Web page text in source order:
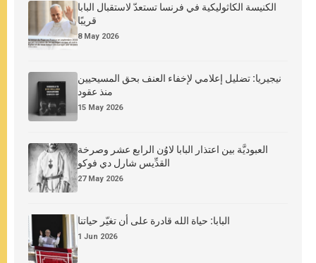
الكنيسة الكاثوليكية في فرنسا تستعدّ لاستقبال البابا
قريبًا
8 May 2026
نيجيريا: تضليل إعلامي لإخفاء العنف بحق المسيحيين
منذ عقود
15 May 2026
العبوديَّة بين اعتذار البابا لاوُن الرابع عشر وصرخة
القدِّيس شارل دي فوكو
27 May 2026
البابا: حياة الله قادرة على أن تغيّر حياتنا
1 Jun 2026